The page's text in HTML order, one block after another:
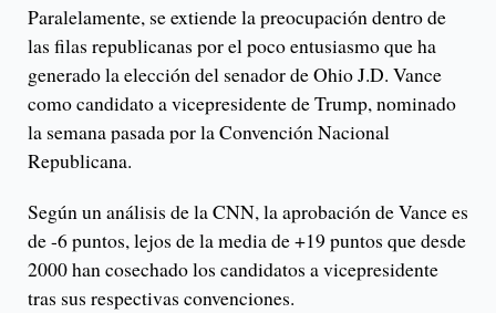
Paralelamente, se extiende la preocupación dentro de
las filas republicanas por el poco entusiasmo que ha
generado la elección del senador de Ohio J.D. Vance
como candidato a vicepresidente de Trump, nominado
la semana pasada por la Convención Nacional
Republicana.
Según un análisis de la CNN, la aprobación de Vance es
de -6 puntos, lejos de la media de +19 puntos que desde
2000 han cosechado los candidatos a vicepresidente
tras sus respectivas convenciones.